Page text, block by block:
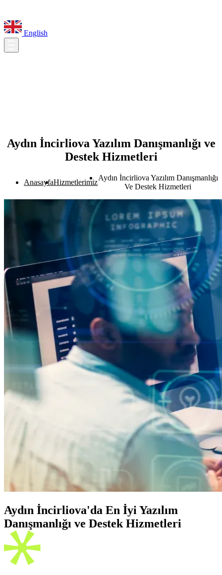
English
Aydın İncirliova Yazılım Danışmanlığı ve
Destek Hizmetleri
AnasayfaHizmetlerimiz
Aydın İncirliova Yazılım Danışmanlığı
Ve Destek Hizmetleri
Aydın İncirliova'da En İyi Yazılım
Danışmanlığı ve Destek Hizmetleri